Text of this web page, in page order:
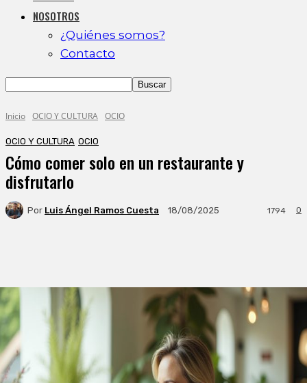
NOSOTROS
¿Quiénes somos?
Contacto
Inicio OCIO Y CULTURA OCIO
OCIO Y CULTURA OCIO
Cómo comer solo en un restaurante y
disfrutarlo
Por Luis Ángel Ramos Cuesta 18/08/2025 0
1794